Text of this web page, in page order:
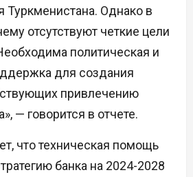
Туркменистана. Однако в
отсутствуют четкие цели
политическая и
для создания
привлечению
— говорится в отчете.
что техническая помощь
банка на 2024-2028